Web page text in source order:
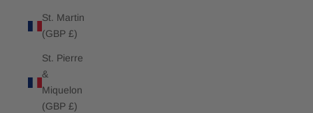
St. Martin
(GBP £)
St. Pierre
&
Miquelon
(GBP £)